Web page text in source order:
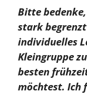
Bitte
stark
individuelles
Kleingruppe
besten
möchtest. Ich